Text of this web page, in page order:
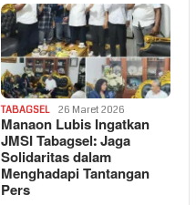
TABAGSEL 26 Maret 2026
Manaon Lubis Ingatkan
JMSI Tabagsel: Jaga
Solidaritas dalam
Menghadapi Tantangan
Pers